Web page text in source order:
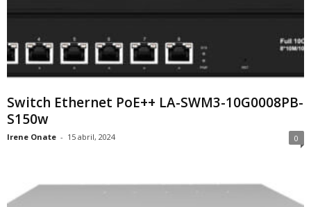
Switch Ethernet PoE++ LA-SWM3-10G0008PB-
S150w
Irene Onate - 15 abril, 2024 0